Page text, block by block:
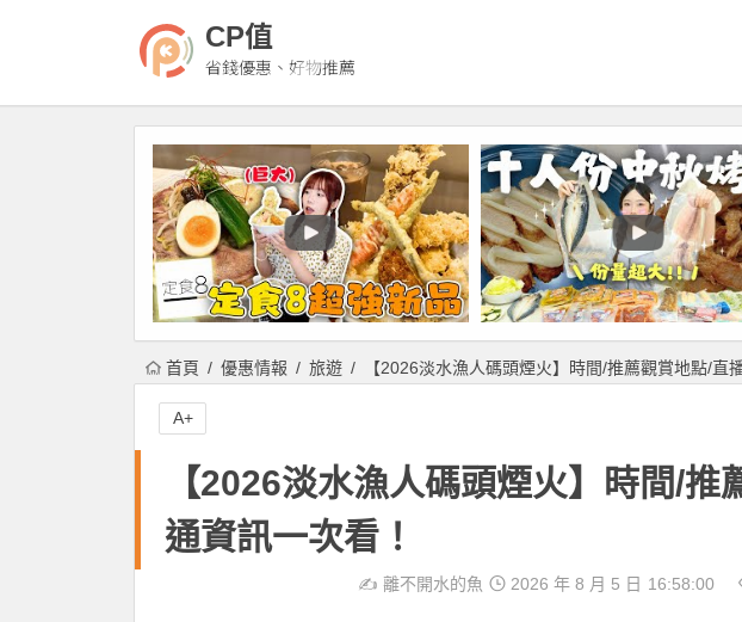
CP值
省錢優惠、好物推薦
首頁 優惠情報 旅遊 【2026淡水漁人碼頭煙火】時間/推薦觀賞地點/直
【2026淡水漁人碼頭煙火】時間/推
通資訊一次看！
✍️離不開水的魚 2026 年 8 月 5 日 16:58:00
A+